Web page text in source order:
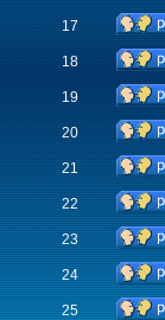
17
18
19
20
21
22
23
24
25